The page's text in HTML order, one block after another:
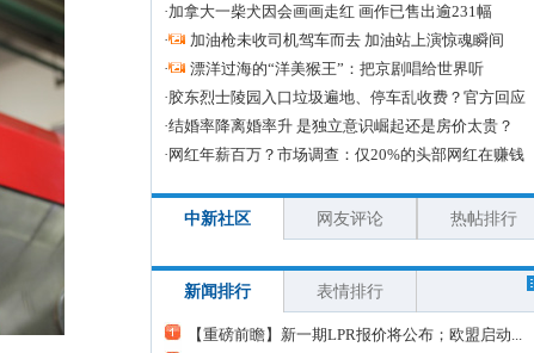
·加拿大一柴犬因会画画走红 画作已售出逾231幅
·
加油枪未收司机驾车而去 加油站上演惊魂瞬间
·
漂洋过海的“洋美猴王”：把京剧唱给世界听
·胶东烈士陵园入口垃圾遍地、停车乱收费？官方回应
·结婚率降离婚率升 是独立意识崛起还是房价太贵？
· 网红年薪百万？市场调查：仅20%的头部网红在赚钱
中新社区 网友评论 热帖排行
新闻排行 表情排行
【重磅前瞻】新一期LPR报价将公布；欧盟启动...